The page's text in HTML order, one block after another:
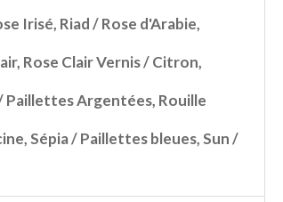
Irisé, Riad / Rose d'Arabie,
, Rose Clair Vernis / Citron,
Paillettes Argentées, Rouille
,Sépia / Paillettes bleues,Sun /